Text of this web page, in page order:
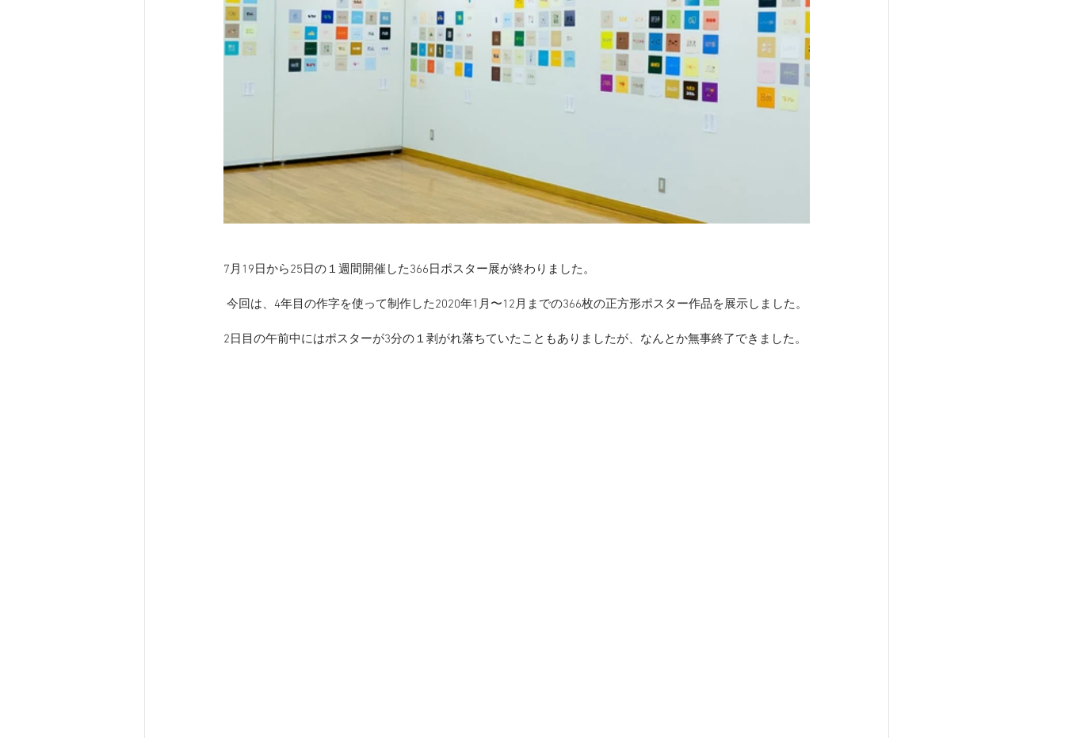
7月19日から25日の１週間開催した366日ポスター展が終わりました。
今回は、4年目の作字を使って制作した2020年1月〜12月までの366枚の正方形ポスター作品を展示しました。
2日目の午前中にはポスターが3分の１剥がれ落ちていたこともありましたが、なんとか無事終了できました。